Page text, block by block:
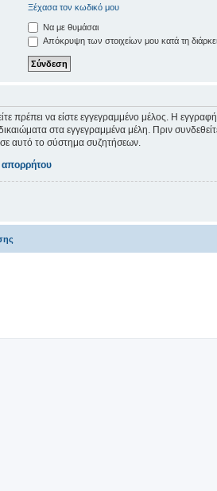
Ξέχασα τον κωδικό μου
Να με θυμάσαι
Απόκρυψη των στοιχείων μου κατά τη
πρέπει να είστε εγγεγραμμένο μέλος. Η
στα εγγεγραμμένα μέλη. Πριν
αυτό το σύστημα συζητήσεων.
απορρήτου